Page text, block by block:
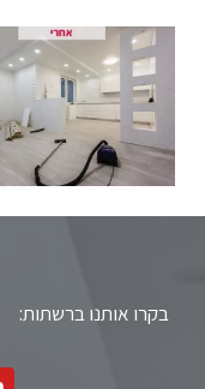
בקרו אותנו ברשתות: